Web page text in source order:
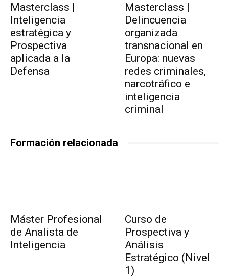
Masterclass |
Inteligencia
estratégica y
Prospectiva
aplicada a la
Defensa
Masterclass |
Delincuencia
organizada
transnacional en
Europa: nuevas
redes criminales,
narcotráfico e
inteligencia
criminal
Formación relacionada
Máster Profesional
de Analista de
Inteligencia
Curso de
Prospectiva y
Análisis
Estratégico (Nivel
1)